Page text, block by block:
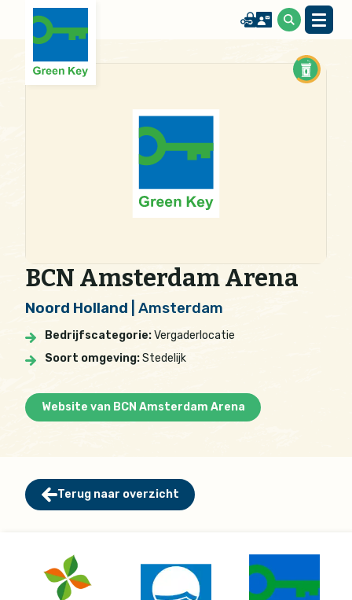
BCN Amsterdam Arena
Noord Holland | Amsterdam
Bedrijfscategorie:Vergaderlocatie
Soort omgeving:Stedelijk
Website van BCN Amsterdam Arena
Terug naar overzicht